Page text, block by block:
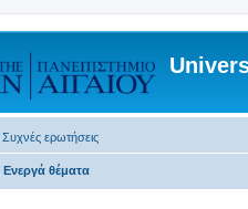
Συχνές ερωτήσεις
Ενεργά θέματα